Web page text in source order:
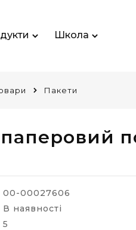
Школа
Пакети
00-00027606
В наявності
5